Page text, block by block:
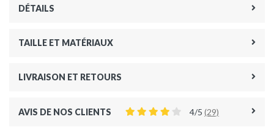
DÉTAILS
TAILLE ET MATÉRIAUX
LIVRAISON ET RETOURS
AVIS DE NOS CLIENTS 4/5 (29)